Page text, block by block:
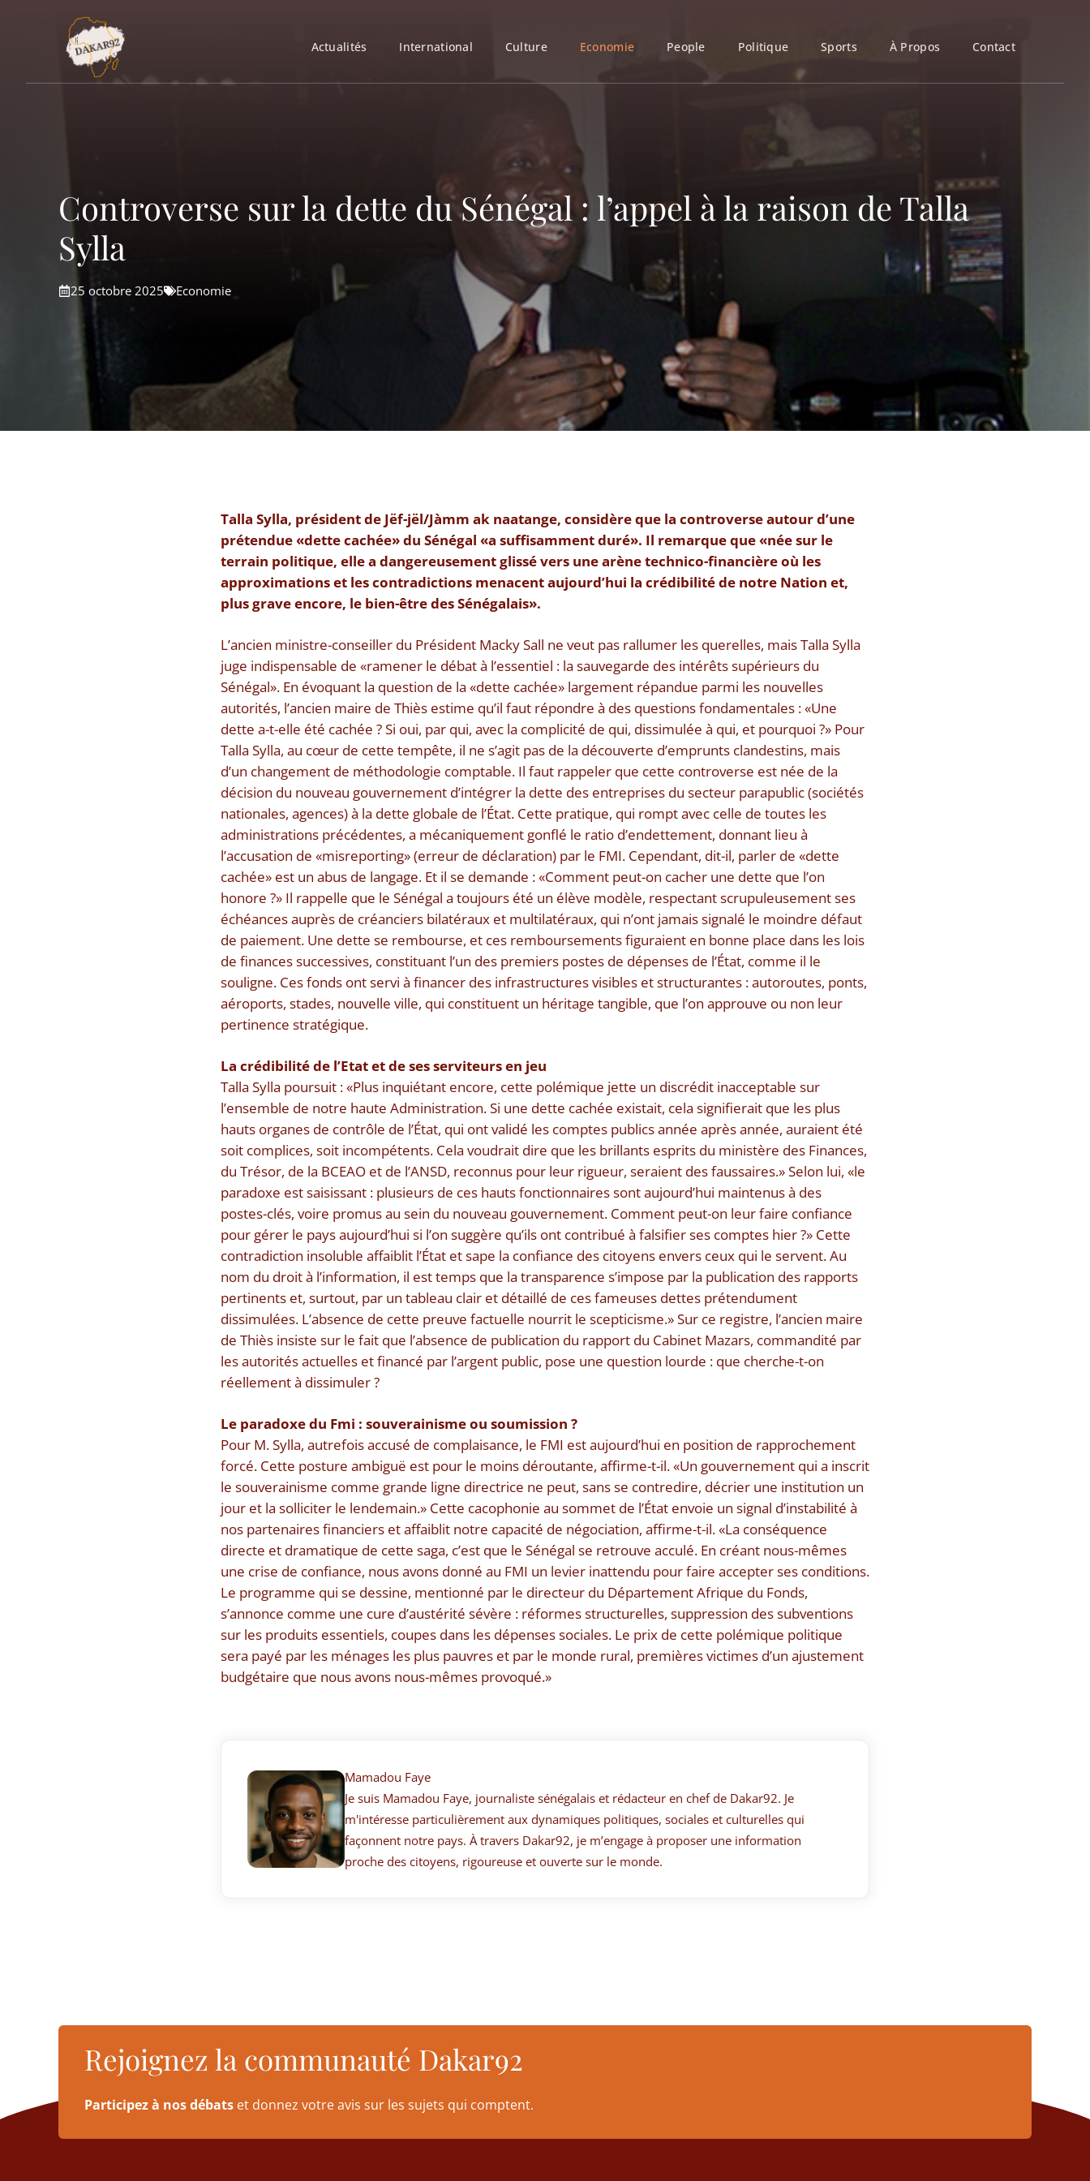
Actualités International Culture Economie People Politique Sports À Propos Contact
Controverse sur la dette du Sénégal : l’appel à la raison de Talla
Sylla
25 octobre 2025 Economie
Talla Sylla, président de Jëf-jël/Jàmm ak naatange, considère que la controverse autour d’une
prétendue «dette cachée» du Sénégal «a suffisamment duré». Il remarque que «née sur le
terrain politique, elle a dangereusement glissé vers une arène technico-financière où les
approximations et les contradictions menacent aujourd’hui la crédibilité de notre Nation et,
plus grave encore, le bien-être des Sénégalais».
L’ancien ministre-conseiller du Président Macky Sall ne veut pas rallumer les querelles, mais Talla Sylla
juge indispensable de «ramener le débat à l’essentiel : la sauvegarde des intérêts supérieurs du
Sénégal». En évoquant la question de la «dette cachée» largement répandue parmi les nouvelles
autorités, l’ancien maire de Thiès estime qu’il faut répondre à des questions fondamentales : «Une
dette a-t-elle été cachée ? Si oui, par qui, avec la complicité de qui, dissimulée à qui, et pourquoi ?» Pour
Talla Sylla, au cœur de cette tempête, il ne s’agit pas de la découverte d’emprunts clandestins, mais
d’un changement de méthodologie comptable. Il faut rappeler que cette controverse est née de la
décision du nouveau gouvernement d’intégrer la dette des entreprises du secteur parapublic (sociétés
nationales, agences) à la dette globale de l’État. Cette pratique, qui rompt avec celle de toutes les
administrations précédentes, a mécaniquement gonflé le ratio d’endettement, donnant lieu à
l’accusation de «misreporting» (erreur de déclaration) par le FMI. Cependant, dit-il, parler de «dette
cachée» est un abus de langage. Et il se demande : «Comment peut-on cacher une dette que l’on
honore ?» Il rappelle que le Sénégal a toujours été un élève modèle, respectant scrupuleusement ses
échéances auprès de créanciers bilatéraux et multilatéraux, qui n’ont jamais signalé le moindre défaut
de paiement. Une dette se rembourse, et ces remboursements figuraient en bonne place dans les lois
de finances successives, constituant l’un des premiers postes de dépenses de l’État, comme il le
souligne. Ces fonds ont servi à financer des infrastructures visibles et structurantes : autoroutes, ponts,
aéroports, stades, nouvelle ville, qui constituent un héritage tangible, que l’on approuve ou non leur
pertinence stratégique.
La crédibilité de l’Etat et de ses serviteurs en jeu
Talla Sylla poursuit : «Plus inquiétant encore, cette polémique jette un discrédit inacceptable sur
l’ensemble de notre haute Administration. Si une dette cachée existait, cela signifierait que les plus
hauts organes de contrôle de l’État, qui ont validé les comptes publics année après année, auraient été
soit complices, soit incompétents. Cela voudrait dire que les brillants esprits du ministère des Finances,
du Trésor, de la BCEAO et de l’ANSD, reconnus pour leur rigueur, seraient des faussaires.» Selon lui, «le
paradoxe est saisissant : plusieurs de ces hauts fonctionnaires sont aujourd’hui maintenus à des
postes-clés, voire promus au sein du nouveau gouvernement. Comment peut-on leur faire confiance
pour gérer le pays aujourd’hui si l’on suggère qu’ils ont contribué à falsifier ses comptes hier ?» Cette
contradiction insoluble affaiblit l’État et sape la confiance des citoyens envers ceux qui le servent. Au
nom du droit à l’information, il est temps que la transparence s’impose par la publication des rapports
pertinents et, surtout, par un tableau clair et détaillé de ces fameuses dettes prétendument
dissimulées. L’absence de cette preuve factuelle nourrit le scepticisme.» Sur ce registre, l’ancien maire
de Thiès insiste sur le fait que l’absence de publication du rapport du Cabinet Mazars, commandité par
les autorités actuelles et financé par l’argent public, pose une question lourde : que cherche-t-on
réellement à dissimuler ?
Le paradoxe du Fmi : souverainisme ou soumission ?
Pour M. Sylla, autrefois accusé de complaisance, le FMI est aujourd’hui en position de rapprochement
forcé. Cette posture ambiguë est pour le moins déroutante, affirme-t-il. «Un gouvernement qui a inscrit
le souverainisme comme grande ligne directrice ne peut, sans se contredire, décrier une institution un
jour et la solliciter le lendemain.» Cette cacophonie au sommet de l’État envoie un signal d’instabilité à
nos partenaires financiers et affaiblit notre capacité de négociation, affirme-t-il. «La conséquence
directe et dramatique de cette saga, c’est que le Sénégal se retrouve acculé. En créant nous-mêmes
une crise de confiance, nous avons donné au FMI un levier inattendu pour faire accepter ses conditions.
Le programme qui se dessine, mentionné par le directeur du Département Afrique du Fonds,
s’annonce comme une cure d’austérité sévère : réformes structurelles, suppression des subventions
sur les produits essentiels, coupes dans les dépenses sociales. Le prix de cette polémique politique
sera payé par les ménages les plus pauvres et par le monde rural, premières victimes d’un ajustement
budgétaire que nous avons nous-mêmes provoqué.»
Mamadou Faye
Je suis Mamadou Faye, journaliste sénégalais et rédacteur en chef de Dakar92. Je
m'intéresse particulièrement aux dynamiques politiques, sociales et culturelles qui
façonnent notre pays. À travers Dakar92, je m’engage à proposer une information
proche des citoyens, rigoureuse et ouverte sur le monde.
Rejoignez la communauté Dakar92
Participez à nos débats et donnez votre avis sur les sujets qui comptent.